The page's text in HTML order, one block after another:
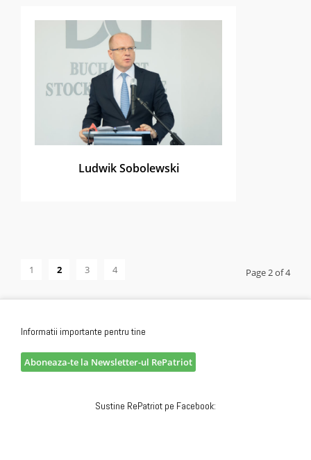
Ludwik Sobolewski
1 2 3 4 Page 2 of 4
Informatii importante pentru tine
Aboneaza-te la Newsletter-ul RePatriot
Sustine RePatriot pe Facebook: